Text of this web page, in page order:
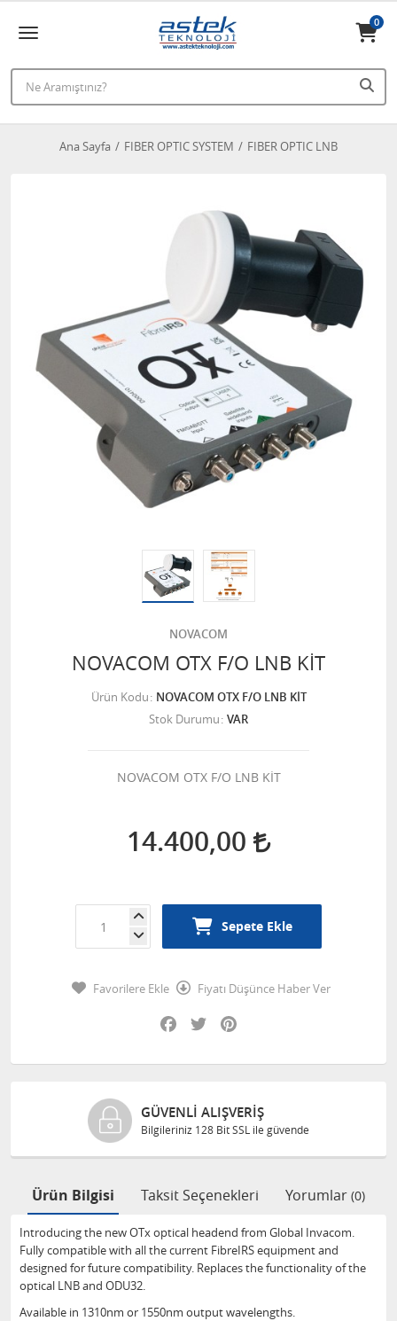
0
Ana Sayfa FIBER OPTIC SYSTEM FIBER OPTIC LNB
NOVACOM
NOVACOM OTX F/O LNB KİT
Ürün Kodu NOVACOM OTX F/O LNB KİT
Stok Durumu VAR
NOVACOM OTX F/O LNB KİT
14.400,00
Sepete Ekle
Favorilere Ekle
Fiyatı Düşünce Haber Ver
Facebook
Twitter
GÜVENLI ALIŞVERIŞ
Bilgileriniz 128 Bit SSL ile güvende
Ürün Bilgisi Taksit Seçenekleri Yorumlar (0)
Introducing the new OTx optical headend from Global Invacom.
Fully compatible with all the current FibreIRS equipment and
designed for future compatibility. Replaces the functionality of the
optical LNB and ODU32.
Available in 1310nm or 1550nm output wavelengths.